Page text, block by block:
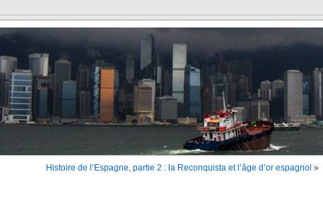
Histoire de l’Espagne, partie 2 : la Reconquista et l’âge d’or espagnol »